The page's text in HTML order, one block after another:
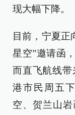
现大幅下降。
目前，宁夏正
星空”邀请函
而直飞航线带
港市民周五
空、贺兰山